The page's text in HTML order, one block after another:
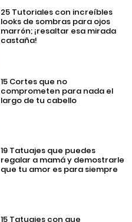
25 Tutoriales con increíbles
looks de sombras para ojos
marrón; ¡resaltar esa mirada
castaña!
15 Cortes que no
comprometen para nada el
largo de tu cabello
19 Tatuajes que puedes
regalar a mamá y demostrarle
que tu amor es para siempre
15 Tatuajes con que